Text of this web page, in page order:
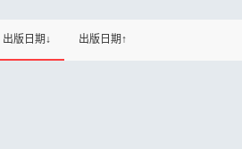
出版日期↓ 出版日期↑